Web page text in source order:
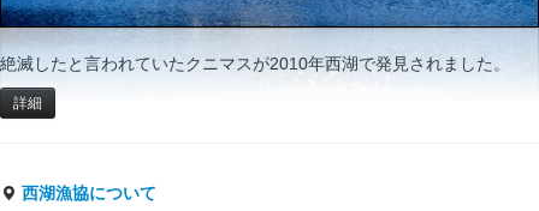
絶滅したと言われていたクニマスが2010年西湖で発見されました。
詳細
西湖漁協について